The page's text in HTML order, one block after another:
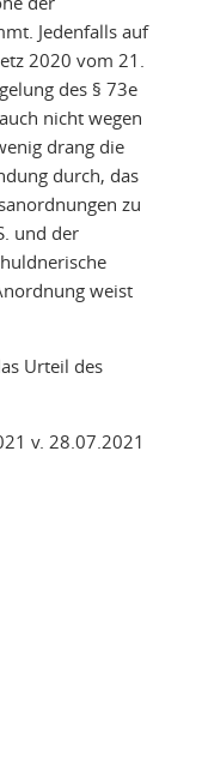
Jedenfalls auf
2020 vom 21.
des § 73e
nicht wegen
drang die
durch, das
zu
und der
weist
Urteil des
v. 28.07.2021